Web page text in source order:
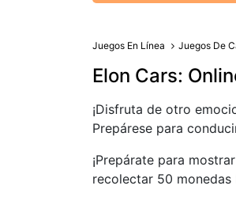
Juegos En Línea Juegos De
Elon Cars:
¡Disfruta de otro
Prepárese para
¡Prepárate para
recolectar 50 monedas